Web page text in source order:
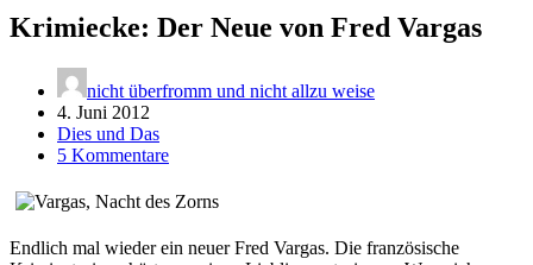
Krimiecke: Der Neue von Fred Vargas
nicht überfromm und nicht allzu weise
4. Juni 2012
Dies und Das
5 Kommentare
Endlich mal wieder ein neuer Fred Vargas. Die französische